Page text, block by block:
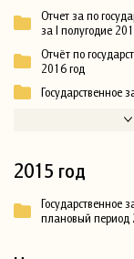
Отчет за по
за I полугодие
Отчёт по
2016 год
Государственное
2015 год
Государственное
плановый период